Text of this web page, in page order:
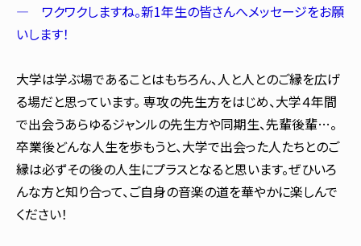
― ワクワクしますね。新1年生の皆さんへメッセージをお願
いします！
大学は学ぶ場であることはもちろん、人と人とのご縁を広げ
る場だと思っています。 専攻の先生方をはじめ、大学４年間
で出会うあらゆるジャンルの先生方や同期生、先輩後輩…。
卒業後どんな人生を歩もうと、大学で出会った人たちとのご
縁は必ずその後の人生にプラスとなると思います。ぜひいろ
んな方と知り合って、ご自身の音楽の道を華やかに楽しんで
ください！